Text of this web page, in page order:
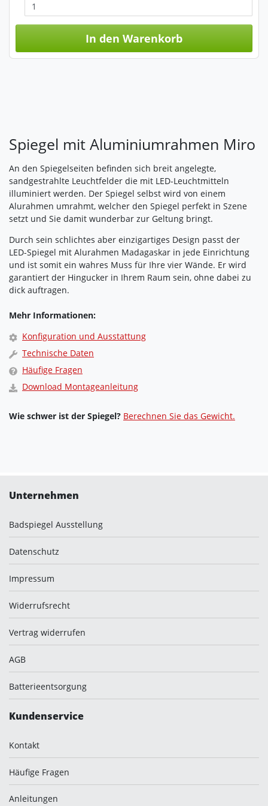
Impressum
In den Warenkorb
Spiegel mit Aluminiumrahmen Miro
An den Spiegelseiten befinden sich breit angelegte,
sandgestrahlte Leuchtfelder die mit LED-Leuchtmitteln
illuminiert werden. Der Spiegel selbst wird von einem
Alurahmen umrahmt, welcher den Spiegel perfekt in Szene
setzt und Sie damit wunderbar zur Geltung bringt.
Durch sein schlichtes aber einzigartiges Design passt der
LED-Spiegel mit Alurahmen Madagaskar in jede Einrichtung
und ist somit ein wahres Muss für Ihre vier Wände. Er wird
garantiert der Hingucker in Ihrem Raum sein, ohne dabei zu
dick auftragen.
Mehr Informationen:
Konfiguration und Ausstattung
Technische Daten
Häufige Fragen
Download Montageanleitung
Wie schwer ist der Spiegel? Berechnen Sie das Gewicht.
Unternehmen
Badspiegel Ausstellung
Datenschutz
Impressum
Widerrufsrecht
Vertrag widerrufen
AGB
Batterieentsorgung
Kundenservice
Kontakt
Häufige Fragen
Anleitungen